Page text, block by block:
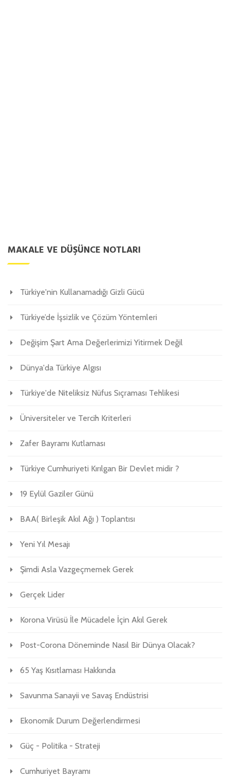
MAKALE VE DÜŞÜNCE NOTLARI
Türkiye'nin Kullanamadığı Gizli Gücü
Türkiye’de İşsizlik ve Çözüm Yöntemleri
Değişim Şart Ama Değerlerimizi Yitirmek Değil
Dünya'da Türkiye Algısı
Türkiye'de Niteliksiz Nüfus Sıçraması Tehlikesi
Üniversiteler ve Tercih Kriterleri
Zafer Bayramı Kutlaması
Türkiye Cumhuriyeti Kırılgan Bir Devlet midir ?
19 Eylül Gaziler Günü
BAA( Birleşik Akıl Ağı ) Toplantısı
Yeni Yıl Mesajı
Şimdi Asla Vazgeçmemek Gerek
Gerçek Lider
Korona Virüsü İle Mücadele İçin Akıl Gerek
Post-Corona Döneminde Nasıl Bir Dünya Olacak?
65 Yaş Kısıtlaması Hakkında
Savunma Sanayii ve Savaş Endüstrisi
Ekonomik Durum Değerlendirmesi
Güç - Politika - Strateji
Cumhuriyet Bayramı